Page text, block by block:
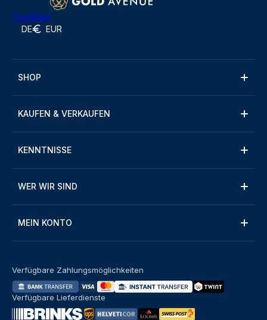
Trustpilot
DE EUR
SHOP
KAUFEN & VERKAUFEN
KENNTNISSE
WER WIR SIND
MEIN KONTO
Verfügbare Zahlungsmöglichkeiten
Verfügbare Lieferdienste